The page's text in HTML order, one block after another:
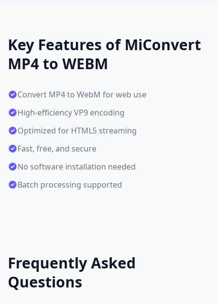
Key Features of MiConvert
MP4 to WEBM
Convert MP4 to WebM for web use
High-efficiency VP9 encoding
Optimized for HTML5 streaming
Fast, free, and secure
No software installation needed
Batch processing supported
Frequently Asked
Questions